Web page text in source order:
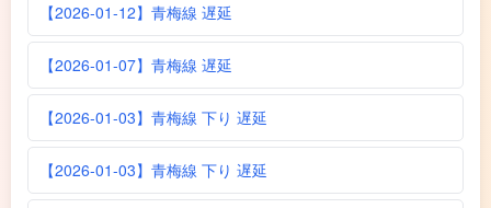
【2026-01-12】青梅線 遅延
【2026-01-07】青梅線 遅延
【2026-01-03】青梅線 下り 遅延
【2026-01-03】青梅線 下り 遅延